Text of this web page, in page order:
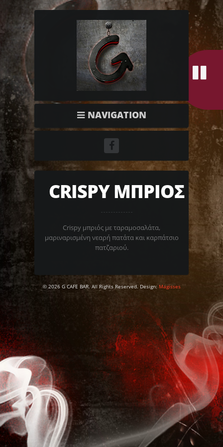
NAVIGATION
CRISPY ΜΠΡΙΟΣ
Crispy μπριός με ταραμοσαλάτα,
μαριναρισμένη νεαρή πατάτα και καρπάτσιο
πατζαριού.
© 2026 G CAFE BAR. All Rights Reserved. Design: Magisses